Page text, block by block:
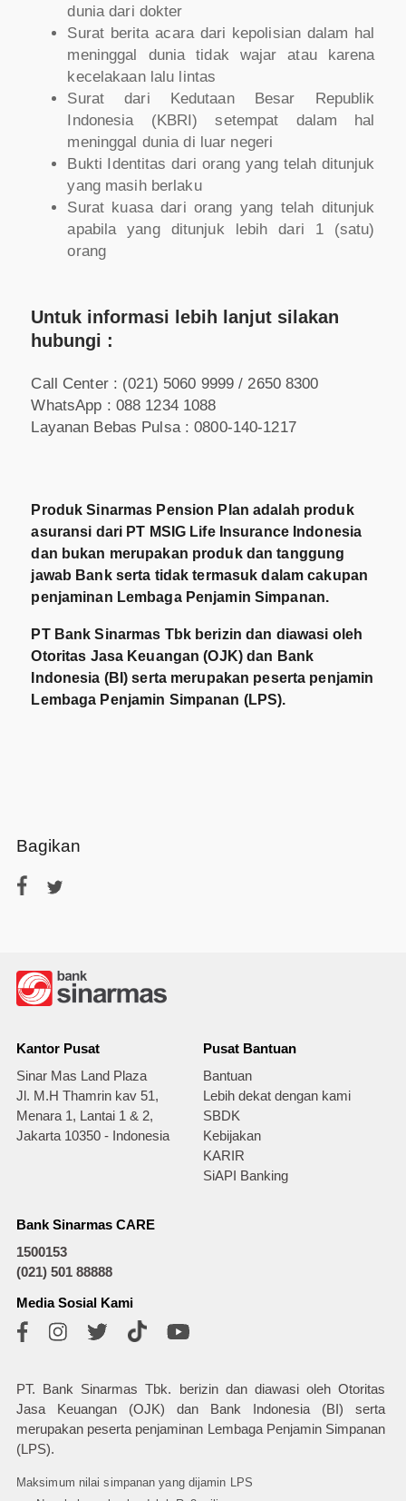
dunia dari dokter
Surat berita acara dari kepolisian dalam hal
meninggal dunia tidak wajar atau karena
kecelakaan lalu lintas
Surat dari Kedutaan Besar Republik
Indonesia (KBRI) setempat dalam hal
meninggal dunia di luar negeri
Bukti Identitas dari orang yang telah ditunjuk
yang masih berlaku
Surat kuasa dari orang yang telah ditunjuk
apabila yang ditunjuk lebih dari 1 (satu)
orang
Untuk informasi lebih lanjut silakan
hubungi :
Call Center : (021) 5060 9999 / 2650 8300
WhatsApp : 088 1234 1088
Layanan Bebas Pulsa : 0800-140-1217
Produk Sinarmas Pension Plan adalah produk
asuransi dari PT MSIG Life Insurance Indonesia
dan bukan merupakan produk dan tanggung
jawab Bank serta tidak termasuk dalam cakupan
penjaminan Lembaga Penjamin Simpanan.
PT Bank Sinarmas Tbk berizin dan diawasi oleh
Otoritas Jasa Keuangan (OJK) dan Bank
Indonesia (BI) serta merupakan peserta penjamin
Lembaga Penjamin Simpanan (LPS).
Bagikan
Kantor Pusat
Sinar Mas Land Plaza
Jl. M.H Thamrin kav 51,
Menara 1, Lantai 1 & 2,
Jakarta 10350 - Indonesia
Pusat Bantuan
Bantuan
Lebih dekat dengan kami
SBDK
Kebijakan
KARIR
SiAPI Banking
Bank Sinarmas CARE
1500153
(021) 501 88888
Media Sosial Kami
PT. Bank Sinarmas Tbk. berizin dan diawasi oleh Otoritas
Jasa Keuangan (OJK) dan Bank Indonesia (BI) serta
merupakan peserta penjaminan Lembaga Penjamin Simpanan
(LPS).
Maksimum nilai simpanan yang dijamin LPS